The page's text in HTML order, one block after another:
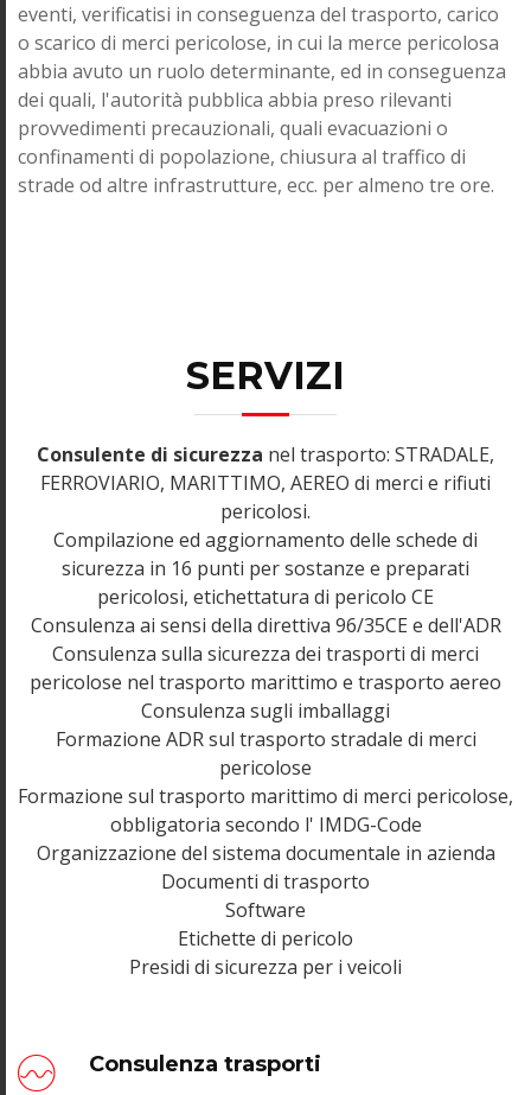
eventi, verificatisi in conseguenza del trasporto, carico
o scarico di merci pericolose, in cui la merce pericolosa
abbia avuto un ruolo determinante, ed in conseguenza
dei quali, l'autorità pubblica abbia preso rilevanti
provvedimenti precauzionali, quali evacuazioni o
confinamenti di popolazione, chiusura al traffico di
strade od altre infrastrutture, ecc. per almeno tre ore.
SERVIZI
Consulente di sicurezza nel trasporto: STRADALE,
FERROVIARIO, MARITTIMO, AEREO di merci e rifiuti
pericolosi.
Compilazione ed aggiornamento delle schede di
sicurezza in 16 punti per sostanze e preparati
pericolosi, etichettatura di pericolo CE
Consulenza ai sensi della direttiva 96/35CE e dell'ADR
Consulenza sulla sicurezza dei trasporti di merci
pericolose nel trasporto marittimo e trasporto aereo
Consulenza sugli imballaggi
Formazione ADR sul trasporto stradale di merci
pericolose
Formazione sul trasporto marittimo di merci pericolose,
obbligatoria secondo l' IMDG-Code
Organizzazione del sistema documentale in azienda
Documenti di trasporto
Software
Etichette di pericolo
Presidi di sicurezza per i veicoli
Consulenza trasporti